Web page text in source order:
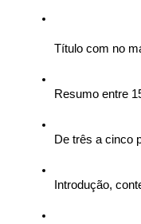
Título com no
Resumo entre
De três a cinco
Introdução,